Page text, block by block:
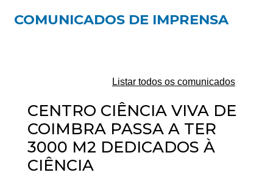
COMUNICADOS DE IMPRENSA
Listar todos os comunicados
CENTRO CIÊNCIA VIVA DE
COIMBRA PASSA A TER
3000 M2 DEDICADOS À
CIÊNCIA